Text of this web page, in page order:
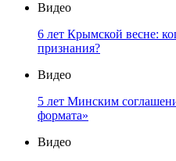
Видео
6 лет Крымской весне:
признания?
Видео
5 лет Минским
формата»
Видео